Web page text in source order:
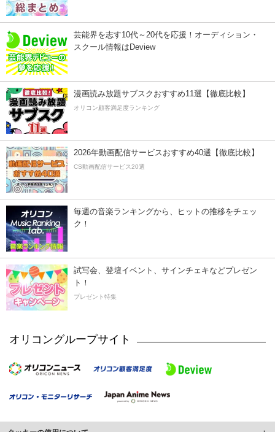
芸能界を志す10代～20代を応援！オーディション・
スクール情報はDeview
漫画読み放題サブスクおすすめ11選【徹底比較】
オリコン顧客満足度ランキング
2026年動画配信サービスおすすめ40選【徹底比較】
CS動画配信サービス20選
毎週の音楽ランキングから、ヒットの推移をチェッ
ク！
試写会、登壇イベント、サインチェキなどプレゼン
ト！
プレゼント特集
オリコングループサイト